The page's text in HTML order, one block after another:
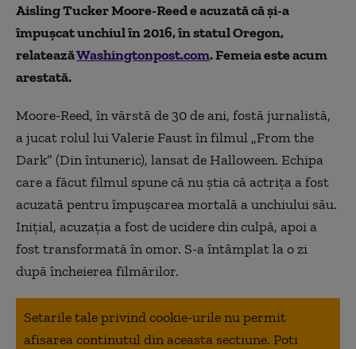
Aisling Tucker Moore-Reed e acuzată că și-a
împușcat unchiul în 2016, în statul Oregon,
relateazăWashingtonpost.com. Femeia este acum
arestată.
Moore-Reed, în vărstă de 30 de ani, fostă jurnalistă,
a jucat rolul lui Valerie Faust în filmul „From the
Dark” (Din întuneric), lansat de Halloween. Echipa
care a făcut filmul spune că nu știa că actrița a fost
acuzată pentru împușcarea mortală a unchiului său.
Inițial, acuzația a fost de ucidere din culpă, apoi a
fost transformată în omor. S-a întâmplat la o zi
după încheierea filmărilor.
Setarile tale privind cookie-urile nu permit
afisarea continutul din aceasta sectiune. Poti